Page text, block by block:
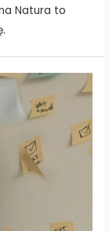
Natura to